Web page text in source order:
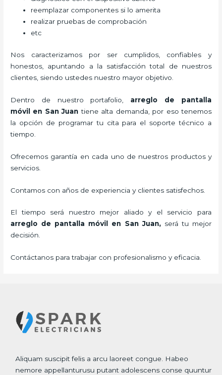
reemplazar componentes si lo amerita
realizar pruebas de comprobación
etc
Nos caracterizamos por ser cumplidos, confiables y
honestos, apuntando a la satisfacción total de nuestros
clientes, siendo ustedes nuestro mayor objetivo.
Dentro de nuestro portafolio, arreglo de pantalla
móvil
en San Juan tiene alta demanda, por eso tenemos
la opción de programar tu cita para el soporte técnico a
tiempo.
Ofrecemos garantía en cada uno de nuestros productos y
servicios.
Contamos con años de experiencia y clientes satisfechos.
El tiempo será nuestro mejor aliado y el servicio para
arreglo de pantalla móvil
en San Juan, será tu mejor
decisión.
Contáctanos para trabajar con profesionalismo y eficacia.
Aliquam suscipit felis a arcu laoreet congue. Habeo
nemore appellanturusu putant adolescens conse quuntur